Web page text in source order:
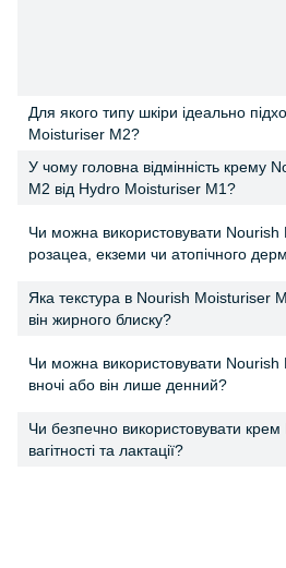
Для якого типу шкіри ідеально
Moisturiser M2?
У чому головна відмінність крему
M2 від Hydro Moisturiser M1?
Чи можна використовувати Nourish
розацеа, екземи чи атопічного
Яка текстура в Nourish Moisturiser
він жирного блиску?
Чи можна використовувати
вночі або він лише денний?
Чи безпечно використовувати крем
вагітності та лактації?